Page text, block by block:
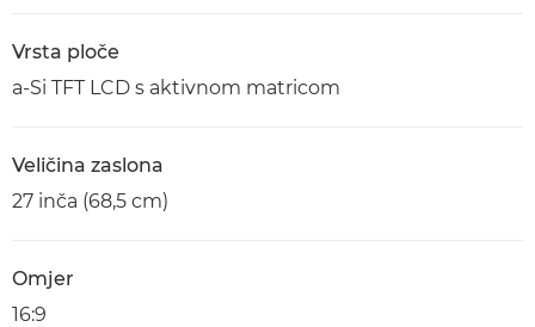
Vrsta ploče
a-Si TFT LCD s aktivnom matricom
Veličina zaslona
27 inča (68,5 cm)
Omjer
16:9